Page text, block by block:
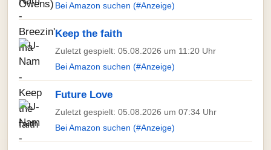
Bei Amazon suchen (#Anzeige)
Keep the faith
Zuletzt gespielt: 05.08.2026 um 11:20 Uhr
Bei Amazon suchen (#Anzeige)
Future Love
Zuletzt gespielt: 05.08.2026 um 07:34 Uhr
Bei Amazon suchen (#Anzeige)